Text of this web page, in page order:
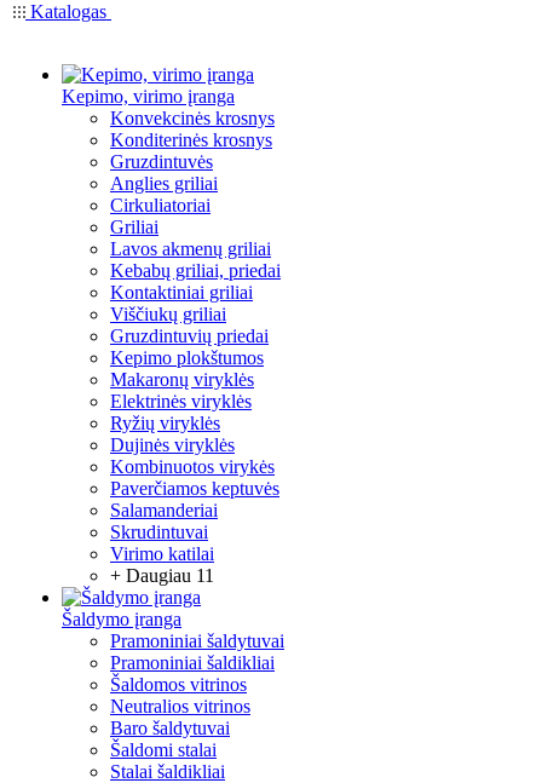
Katalogas
Kepimo, virimo įranga
Konvekcinės krosnys
Konditerinės krosnys
Gruzdintuvės
Anglies griliai
Cirkuliatoriai
Griliai
Lavos akmenų griliai
Kebabų griliai, priedai
Kontaktiniai griliai
Viščiukų griliai
Gruzdintuvių priedai
Kepimo plokštumos
Makaronų viryklės
Elektrinės viryklės
Ryžių viryklės
Dujinės viryklės
Kombinuotos virykės
Paverčiamos keptuvės
Salamanderiai
Skrudintuvai
Virimo katilai
+ Daugiau 11
Šaldymo įranga
Pramoniniai šaldytuvai
Pramoniniai šaldikliai
Šaldomos vitrinos
Neutralios vitrinos
Baro šaldytuvai
Šaldomi stalai
Stalai šaldikliai